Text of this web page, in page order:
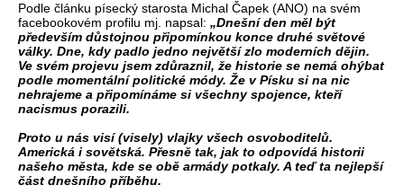
Podle článku písecký starosta Michal Čapek (ANO) na svém
facebookovém profilu mj. napsal: „Dnešní den měl být
především důstojnou připomínkou konce druhé světové
války. Dne, kdy padlo jedno největší zlo moderních dějin.
Ve svém projevu jsem zdůraznil, že historie se nemá ohýbat
podle momentální politické módy. Že v Písku si na nic
nehrajeme a připomínáme si všechny spojence, kteří
nacismus porazili.
Proto u nás visí (visely) vlajky všech osvoboditelů.
Americká i sovětská. Přesně tak, jak to odpovídá historii
našeho města, kde se obě armády potkaly. A teď ta nejlepší
část dnešního příběhu.